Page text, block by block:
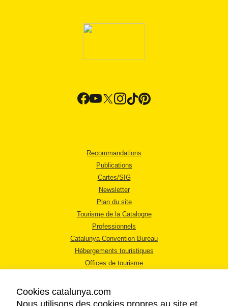
Recommandations
Publications
Cartes/SIG
Newsletter
Plan du site
Tourisme de la Catalogne
Professionnels
Catalunya Convention Bureau
Hébergements touristiques
Offices de tourisme
Cookies catalunya.com
Nous utilisons des cookies propres au site et